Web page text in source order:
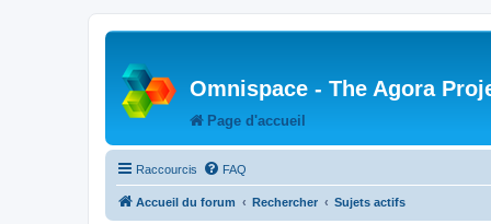
Omnispace - The Agora
Page d'accueil
Raccourcis FAQ
Accueil du forum Rechercher Sujets actifs